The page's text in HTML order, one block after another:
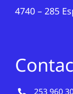
4740 – 285
253 960